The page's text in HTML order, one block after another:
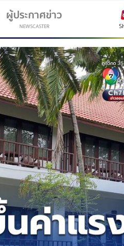
ผู้ประกาศข่าว
NEWSCASTER